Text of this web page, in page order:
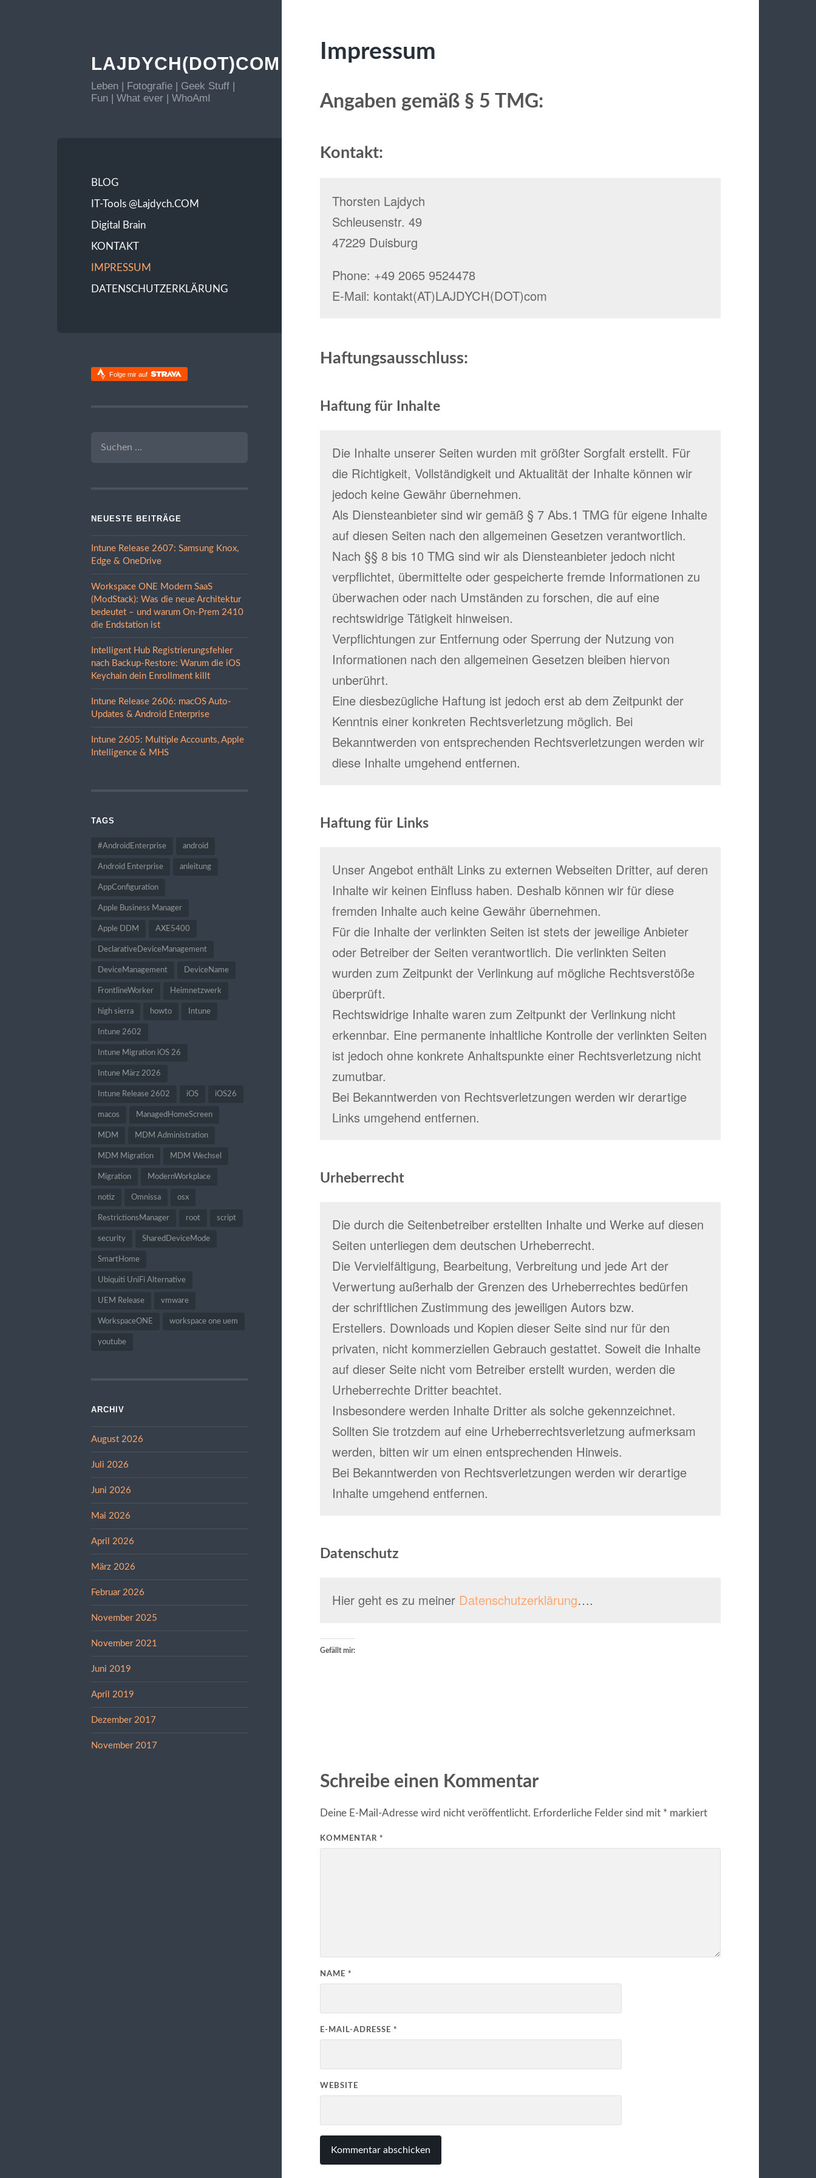
LAJDYCH(DOT)COM
Leben | Fotografie | Geek Stuff |
Fun | What ever | WhoAmI
BLOG
IT-Tools @Lajdych.COM
Digital Brain
KONTAKT
IMPRESSUM
DATENSCHUTZERKLÄRUNG
Folge mir auf
NACH:
NEUESTE BEITRÄGE
Intune Release 2607: Samsung Knox,
Edge & OneDrive
Workspace ONE Modern SaaS
(ModStack): Was die neue Architektur
bedeutet – und warum On-Prem 2410
die Endstation ist
Intelligent Hub Registrierungsfehler
nach Backup-Restore: Warum die iOS
Keychain dein Enrollment killt
Intune Release 2606: macOS Auto-
Updates & Android Enterprise
Intune 2605: Multiple Accounts, Apple
Intelligence & MHS
TAGS
#AndroidEnterprise android
Android Enterprise anleitung
AppConfiguration
Apple Business Manager
Apple DDM AXE5400
DeclarativeDeviceManagement
DeviceManagement DeviceName
FrontlineWorker Heimnetzwerk
high sierra howto Intune
Intune 2602
Intune Migration iOS 26
Intune März 2026
Intune Release 2602 iOS iOS26
macos ManagedHomeScreen
MDM MDM Administration
MDM Migration MDM Wechsel
Migration ModernWorkplace
notiz Omnissa osx
RestrictionsManager root script
security SharedDeviceMode
SmartHome
Ubiquiti UniFi Alternative
UEM Release vmware
WorkspaceONE workspace one uem
youtube
ARCHIV
August 2026
Juli 2026
Juni 2026
Mai 2026
April 2026
März 2026
Februar 2026
November 2025
November 2021
Juni 2019
April 2019
Dezember 2017
November 2017
Impressum
Angaben gemäß § 5 TMG:
Kontakt:
Thorsten Lajdych
Schleusenstr. 49
47229 Duisburg
Phone: +49 2065 9524478
E-Mail: kontakt(AT)LAJDYCH(DOT)com
Haftungsausschluss:
Haftung für Inhalte
Die Inhalte unserer Seiten wurden mit größter Sorgfalt erstellt. Für
die Richtigkeit, Vollständigkeit und Aktualität der Inhalte können wir
jedoch keine Gewähr übernehmen.
Als Diensteanbieter sind wir gemäß § 7 Abs.1 TMG für eigene Inhalte
auf diesen Seiten nach den allgemeinen Gesetzen verantwortlich.
Nach §§ 8 bis 10 TMG sind wir als Diensteanbieter jedoch nicht
verpflichtet, übermittelte oder gespeicherte fremde Informationen zu
überwachen oder nach Umständen zu forschen, die auf eine
rechtswidrige Tätigkeit hinweisen.
Verpflichtungen zur Entfernung oder Sperrung der Nutzung von
Informationen nach den allgemeinen Gesetzen bleiben hiervon
unberührt.
Eine diesbezügliche Haftung ist jedoch erst ab dem Zeitpunkt der
Kenntnis einer konkreten Rechtsverletzung möglich. Bei
Bekanntwerden von entsprechenden Rechtsverletzungen werden wir
diese Inhalte umgehend entfernen.
Haftung für Links
Unser Angebot enthält Links zu externen Webseiten Dritter, auf deren
Inhalte wir keinen Einfluss haben. Deshalb können wir für diese
fremden Inhalte auch keine Gewähr übernehmen.
Für die Inhalte der verlinkten Seiten ist stets der jeweilige Anbieter
oder Betreiber der Seiten verantwortlich. Die verlinkten Seiten
wurden zum Zeitpunkt der Verlinkung auf mögliche Rechtsverstöße
überprüft.
Rechtswidrige Inhalte waren zum Zeitpunkt der Verlinkung nicht
erkennbar. Eine permanente inhaltliche Kontrolle der verlinkten Seiten
ist jedoch ohne konkrete Anhaltspunkte einer Rechtsverletzung nicht
zumutbar.
Bei Bekanntwerden von Rechtsverletzungen werden wir derartige
Links umgehend entfernen.
Urheberrecht
Die durch die Seitenbetreiber erstellten Inhalte und Werke auf diesen
Seiten unterliegen dem deutschen Urheberrecht.
Die Vervielfältigung, Bearbeitung, Verbreitung und jede Art der
Verwertung außerhalb der Grenzen des Urheberrechtes bedürfen
der schriftlichen Zustimmung des jeweiligen Autors bzw.
Erstellers. Downloads und Kopien dieser Seite sind nur für den
privaten, nicht kommerziellen Gebrauch gestattet. Soweit die Inhalte
auf dieser Seite nicht vom Betreiber erstellt wurden, werden die
Urheberrechte Dritter beachtet.
Insbesondere werden Inhalte Dritter als solche gekennzeichnet.
Sollten Sie trotzdem auf eine Urheberrechtsverletzung aufmerksam
werden, bitten wir um einen entsprechenden Hinweis.
Bei Bekanntwerden von Rechtsverletzungen werden wir derartige
Inhalte umgehend entfernen.
Datenschutz
Hier geht es zu meiner Datenschutzerklärung….
Gefällt mir:
Schreibe einen Kommentar
Deine E-Mail-Adresse wird nicht veröffentlicht. Erforderliche Felder sind mit * markiert
KOMMENTAR *
NAME *
E-MAIL-ADRESSE *
WEBSITE